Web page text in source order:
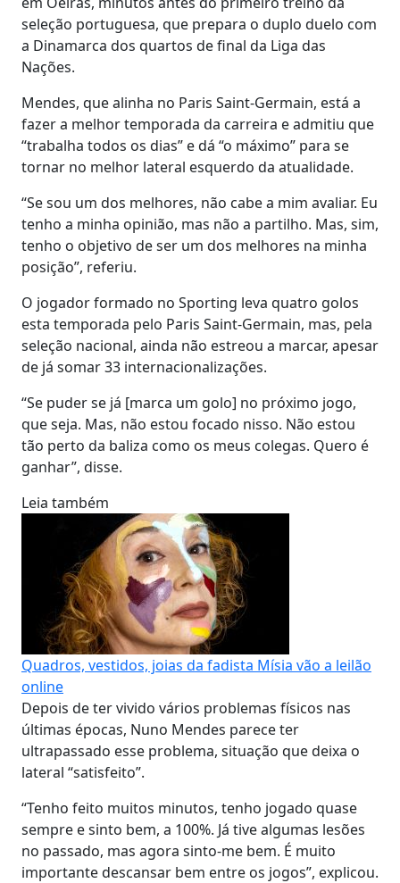
seleção portuguesa, que prepara o duplo duelo com
a Dinamarca dos quartos de final da Liga das
Nações.
Mendes, que alinha no Paris Saint-Germain, está a
fazer a melhor temporada da carreira e admitiu que
“trabalha todos os dias” e dá “o máximo” para se
tornar no melhor lateral esquerdo da atualidade.
“Se sou um dos melhores, não cabe a mim avaliar. Eu
tenho a minha opinião, mas não a partilho. Mas, sim,
tenho o objetivo de ser um dos melhores na minha
posição”, referiu.
O jogador formado no Sporting leva quatro golos
esta temporada pelo Paris Saint-Germain, mas, pela
seleção nacional, ainda não estreou a marcar, apesar
de já somar 33 internacionalizações.
“Se puder se já [marca um golo] no próximo jogo,
que seja. Mas, não estou focado nisso. Não estou
tão perto da baliza como os meus colegas. Quero é
ganhar”, disse.
Leia também
Quadros, vestidos, joias da fadista Mísia vão a leilão
online
Depois de ter vivido vários problemas físicos nas
últimas épocas, Nuno Mendes parece ter
ultrapassado esse problema, situação que deixa o
lateral “satisfeito”.
“Tenho feito muitos minutos, tenho jogado quase
sempre e sinto bem, a 100%. Já tive algumas lesões
no passado, mas agora sinto-me bem. É muito
importante descansar bem entre os jogos”, explicou.